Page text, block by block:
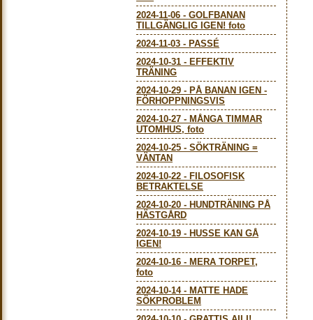
2024-11-06 - GOLFBANAN
TILLGÄNGLIG IGEN! foto
2024-11-03 - PASSÉ
2024-10-31 - EFFEKTIV
TRÄNING
2024-10-29 - PÅ BANAN IGEN -
FÖRHOPPNINGSVIS
2024-10-27 - MÅNGA TIMMAR
UTOMHUS, foto
2024-10-25 - SÖKTRÄNING =
VÄNTAN
2024-10-22 - FILOSOFISK
BETRAKTELSE
2024-10-20 - HUNDTRÄNING PÅ
HÄSTGÅRD
2024-10-19 - HUSSE KAN GÅ
IGEN!
2024-10-16 - MERA TORPET,
foto
2024-10-14- MATTE HADE
SÖKPROBLEM